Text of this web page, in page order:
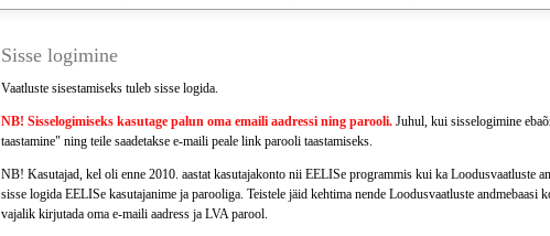
Sisse logimine
Vaatluste sisestamiseks tuleb sisse logida.
NB! Sisselogimiseks kasutage palun oma emaili aadressining parooli.Juhul, kui sisselogimine
taastamine" ning teile saadetakse e-maili peale link parooli taastamiseks.
NB! Kasutajad, kel oli enne 2010. aastat kasutajakonto nii EELISe programmis kui ka Loodusvaatluste
sisse logida EELISe kasutajanime ja parooliga. Teistele jäid kehtima nende Loodusvaatluste andmebaasi
vajalik kirjutada oma e-maili aadress ja LVA parool.